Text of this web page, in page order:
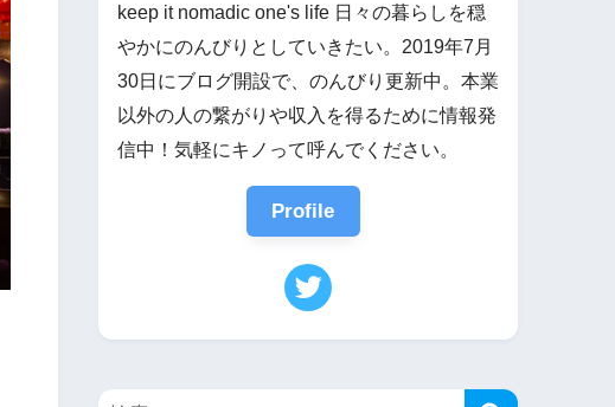
keep it nomadic one's life 日々の暮らしを穏
やかにのんびりとしていきたい。2019年7月
30日にブログ開設で、のんびり更新中。本業
以外の人の繋がりや収入を得るために情報発
信中！気軽にキノって呼んでください。
Profile